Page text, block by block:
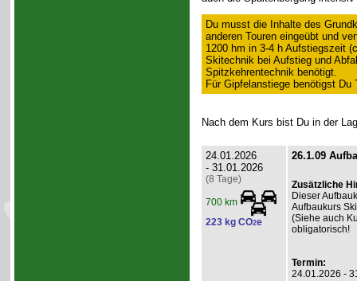
Du musst die Inhalte des
anderen Touren eingeübt und
1200 hm in 3-4 h Aufstiegszeit
Skitechnik bei Aufstieg und
Spitzkehrentechnik benötigt.
Für Gipfelanstiege benötigst
Nach dem Kurs bist Du in der
24.01.2026
- 31.01.2026
(8 Tage)
700 km
223 kg CO2e
26.1.09
Zusätzliche
Dieser
Aufbaukurs
(Siehe auch
obligatorisch!
Termin:
24.01.2026 -